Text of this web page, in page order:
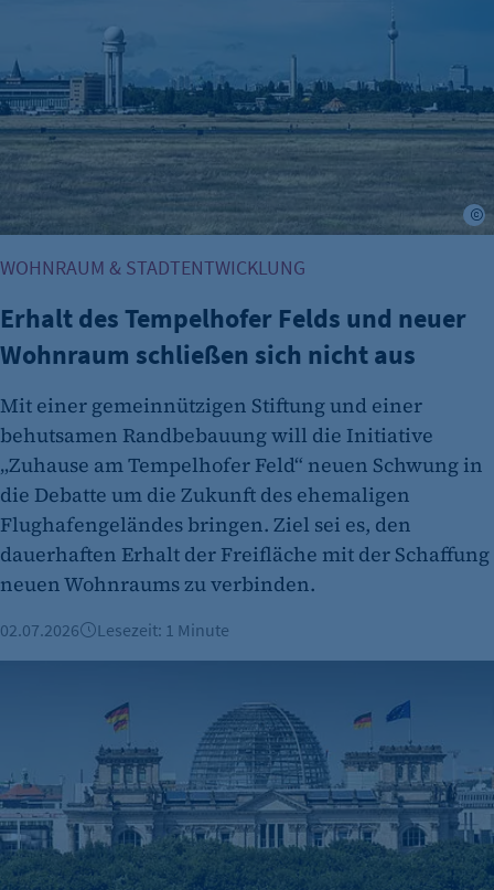
Name:
fe_typo_user
Anbieter:
CMS TYPO3
Zweck:
Session-Cookie für die Verwaltung von
oder Formularen). Wird auch bei Caching zur
Cookie Laufzeit:
Session
Cookie Consent
cookie_consent
Zweck:
Dieser Cookie speichert die ausgewählten
Einverständnis-Optionen des Benutzers
1 Jahr
etracker Analytics
WOHNRAUM & STADTENTWICKLUNG
Erhalt des Tempelhofer Felds und neuer
Wohnraum schließen sich nicht aus
Mit einer gemeinnützigen Stiftung und einer
behutsamen Randbebauung will die Initiative
„Zuhause am Tempelhofer Feld“ neuen Schwung in
die Debatte um die Zukunft des ehemaligen
Flughafengeländes bringen. Ziel sei es, den
dauerhaften Erhalt der Freifläche mit der Schaffung
neuen Wohnraums zu verbinden.
02.07.2026 Lesezeit: 1 Minute